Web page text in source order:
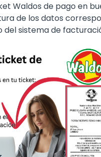
Waldos de pago en
de los datos
del sistema de